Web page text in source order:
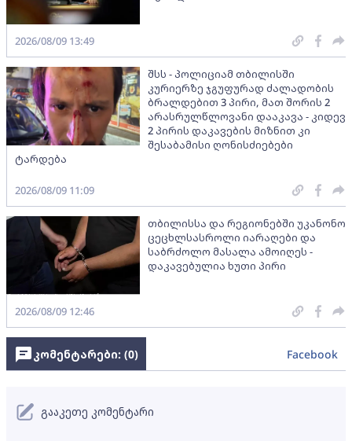
2026/08/09 13:49
შსს - პოლიციამ თბილისში
კურიერზე ჯგუფურად ძალადობის
ბრალდებით 3 პირი, მათ შორის 2
არასრულწლოვანი დააკავა - კიდევ
2 პირის დაკავების მიზნით კი
შესაბამისი ღონისძიებები
ტარდება
2026/08/09 11:09
თბილისსა და რეგიონებში უკანონო
ცეცხლსასროლი იარაღები და
საბრძოლო მასალა ამოიღეს -
დაკავებულია ხუთი პირი
2026/08/09 12:46
კომენტარები: (0) Facebook
გააკეთე კომენტარი